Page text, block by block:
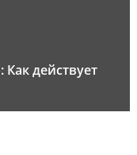
Как действует